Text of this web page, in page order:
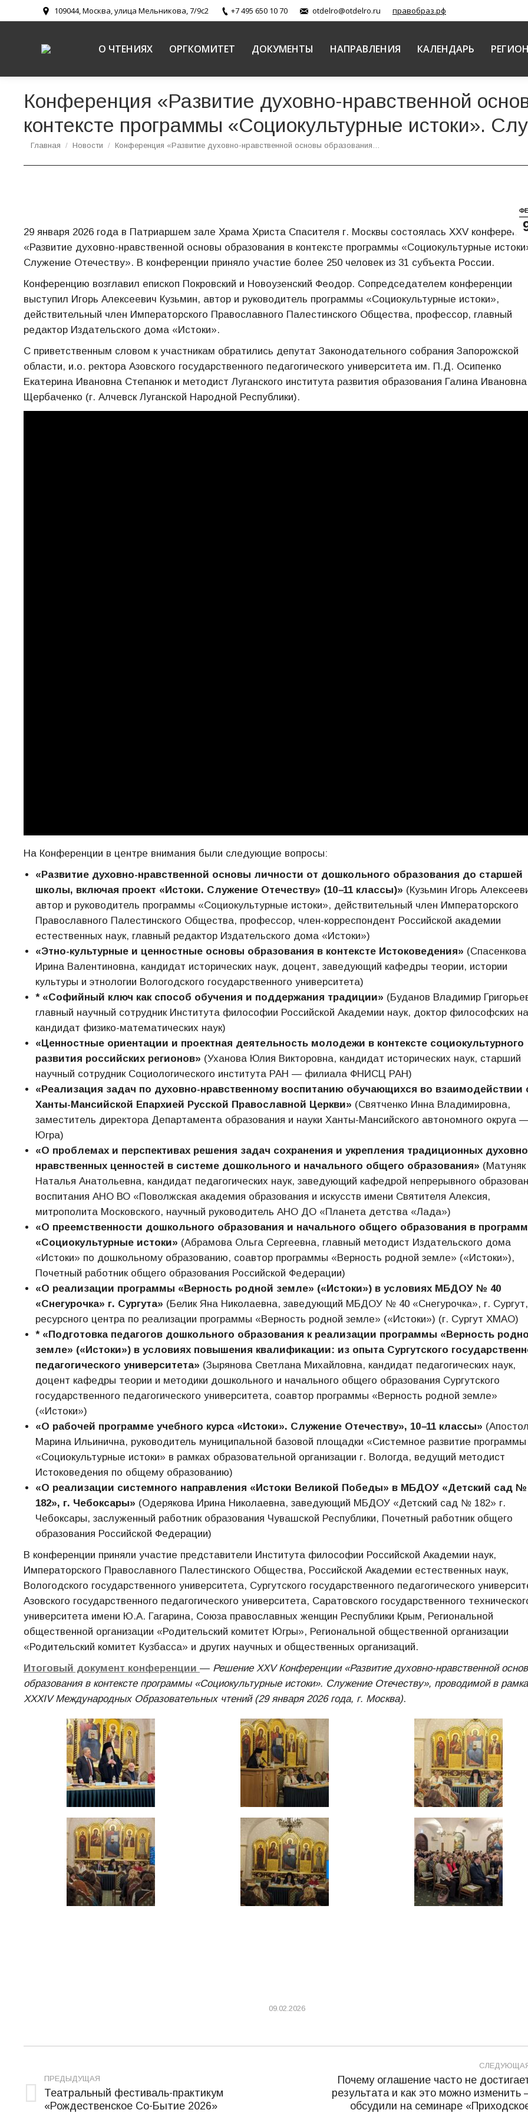
109044, Москва, улица Мельникова, 7/9с2 +7 495 650 10 70 otdelro@otdelro.ru правобраз.рф
О ЧТЕНИЯХ ОРГКОМИТЕТ ДОКУМЕНТЫ НАПРАВЛЕНИЯ КАЛЕНДАРЬ
Конференция «Развитие духовно-нравственной
контексте программы «Социокультурные истоки».
Вы здесь:
Главная Новости Конференция «Развитие духовно-нравственной основы образования…
29 января 2026 года в Патриаршем зале Храма Христа Спасителя г. Москвы состоялась XXV
«Развитие духовно-нравственной основы образования в контексте программы «Социокультурные
Служение Отечеству». В конференции приняло участие более 250 человек из 31 субъекта России.
Конференцию возглавил епископ Покровский и Новоузенский Феодор. Сопредседателем конференции
выступил Игорь Алексеевич Кузьмин, автор и руководитель программы «Социокультурные истоки»,
действительный член Императорского Православного Палестинского Общества, профессор, главный
редактор Издательского дома «Истоки».
С приветственным словом к участникам обратились депутат Законодательного собрания Запорожской
области, и.о. ректора Азовского государственного педагогического университета им. П.Д. Осипенко
Екатерина Ивановна Степанюк и методист Луганского института развития образования Галина Ивановна
Щербаченко (г. Алчевск Луганской Народной Республики).
На Конференции в центре внимания были следующие вопросы:
«Развитие духовно-нравственной основы личности от дошкольного образования до старшей
школы, включая проект «Истоки. Служение Отечеству» (10–11 классы)» (Кузьмин Игорь
автор и руководитель программы «Социокультурные истоки», действительный член Императорского
Православного Палестинского Общества, профессор, член-корреспондент Российской академии
естественных наук, главный редактор Издательского дома «Истоки»)
«Этно-культурные и ценностные основы образования в контексте Истоковедения» (Спасенкова
Ирина Валентиновна, кандидат исторических наук, доцент, заведующий кафедры теории, истории
культуры и этнологии Вологодского государственного университета)
* «Софийный ключ как способ обучения и поддержания традиции» (Буданов Владимир
главный научный сотрудник Института философии Российской Академии наук, доктор философских
кандидат физико-математических наук)
«Ценностные ориентации и проектная деятельность молодежи в контексте социокультурного
развития российских регионов» (Уханова Юлия Викторовна, кандидат исторических наук, старший
научный сотрудник Социологического института РАН — филиала ФНИСЦ РАН)
«Реализация задач по духовно-нравственному воспитанию обучающихся во взаимодействии
Ханты-Мансийской Епархией Русской Православной Церкви» (Святченко Инна Владимировна,
заместитель директора Департамента образования и науки Ханты-Мансийского автономного округа
Югра)
«О проблемах и перспективах решения задач сохранения и укрепления традиционных
нравственных ценностей в системе дошкольного и начального общего образования» (Матуняк
Наталья Анатольевна, кандидат педагогических наук, заведующий кафедрой непрерывного
воспитания АНО ВО «Поволжская академия образования и искусств имени Святителя Алексия,
митрополита Московского, научный руководитель АНО ДО «Планета детства «Лада»)
«О преемственности дошкольного образования и начального общего образования в
«Социокультурные истоки» (Абрамова Ольга Сергеевна, главный методист Издательского дома
«Истоки» по дошкольному образованию, соавтор программы «Верность родной земле» («Истоки»),
Почетный работник общего образования Российской Федерации)
«О реализации программы «Верность родной земле» («Истоки») в условиях МБДОУ № 40
«Снегурочка» г. Сургута» (Белик Яна Николаевна, заведующий МБДОУ № 40 «Снегурочка», г. Сургут,
ресурсного центра по реализации программы «Верность родной земле» («Истоки») (г. Сургут ХМАО)
* «Подготовка педагогов дошкольного образования к реализации программы «Верность
земле» («Истоки») в условиях повышения квалификации: из опыта Сургутского
педагогического университета» (Зырянова Светлана Михайловна, кандидат педагогических наук,
доцент кафедры теории и методики дошкольного и начального общего образования Сургутского
государственного педагогического университета, соавтор программы «Верность родной земле»
(«Истоки»)
«О рабочей программе учебного курса «Истоки». Служение Отечеству», 10–11 классы»
Марина Ильинична, руководитель муниципальной базовой площадки «Системное развитие программы
«Социокультурные истоки» в рамках образовательной организации г. Вологда, ведущий методист
Истоковедения по общему образованию)
«О реализации системного направления «Истоки Великой Победы» в МБДОУ «Детский сад №
182», г. Чебоксары» (Одерякова Ирина Николаевна, заведующий МБДОУ «Детский сад № 182» г.
Чебоксары, заслуженный работник образования Чувашской Республики, Почетный работник общего
образования Российской Федерации)
В конференции приняли участие представители Института философии Российской Академии наук,
Императорского Православного Палестинского Общества, Российской Академии естественных наук,
Вологодского государственного университета, Сургутского государственного педагогического
Азовского государственного педагогического университета, Саратовского государственного
университета имени Ю.А. Гагарина, Союза православных женщин Республики Крым, Региональной
общественной организации «Родительский комитет Югры», Региональной общественной организации
«Родительский комитет Кузбасса» и других научных и общественных организаций.
Итоговый документ конференции — Решение XXV Конференции «Развитие духовно-нравственной
образования в контексте программы «Социокультурные истоки». Служение Отечеству», проводимой в
XXXIV Международных Образовательных чтений (29 января 2026 года, г. Москва).
09.02.2026
по
записям
ПРЕДЫДУЩАЯ
Предыдущая
Театральный фестиваль-практикум
«Рождественское Со-Бытие 2026»
Следующая
Почему оглашение часто не
результата и как это можно изменить
обсудили на семинаре